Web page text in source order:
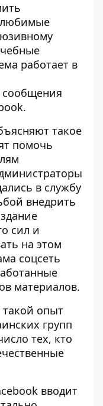
любимые
работает в
сообщения
такое
помочь
в службу
внедрить
сил и
на этом
соцсеть
материалов.
такой опыт
групп
тех, кто
вводит